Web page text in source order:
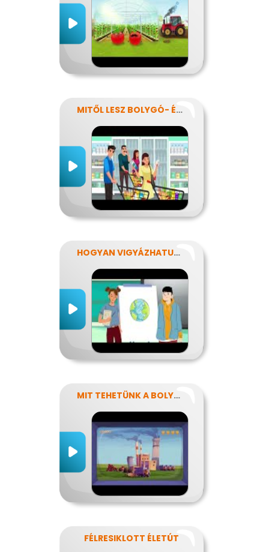
MITŐL LESZ BOLYGÓ- ÉS EGÉSZSÉGTUDATOS IS AZ ÉTRENDEM?
HOGYAN VIGYÁZHATUNK A FÖLDRE?
MIT TEHETÜNK A BOLYGÓNKÉRT?
FÉLRESIKLOTT ÉLETÚT